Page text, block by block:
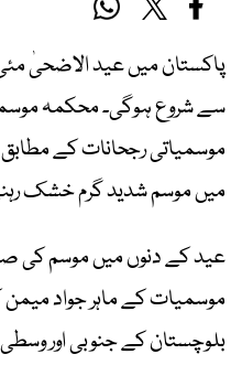
سے شروع ہوگی۔ محکمہ
موسمیاتی رجحانات کے
میں موسم شدید گرم خشک
عید کے دنوں میں موسم کی
موسمیات کے ماہر جواد میمن
بلوچستان کے جنوبی اور